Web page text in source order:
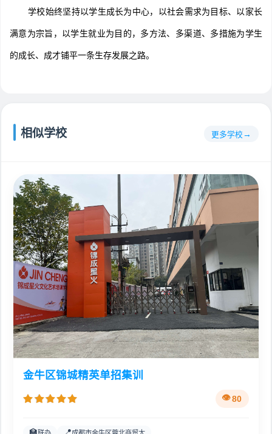
学校始终坚持以学生成长为中心，以社会需求为目标、以家长
满意为宗旨，以学生就业为目的，多方法、多渠道、多措施为学生
的成长、成才铺平一条生存发展之路。
相似学校 更多学校
金牛区锦城精英单招集训
80